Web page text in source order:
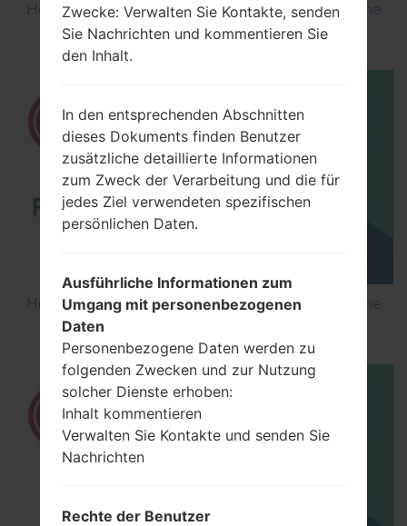
How to Flash Stock Firmware on LG Smartphone
using LG Flash Tool 2014?
How to Flash Stock Firmware on LG Smartphone
Zwecke: Verwalten Sie Kontakte, senden
Sie Nachrichten und kommentieren Sie
den Inhalt.
In den entsprechenden Abschnitten
dieses Dokuments finden Benutzer
zusätzliche detaillierte Informationen
zum Zweck der Verarbeitung und die für
jedes Ziel verwendeten spezifischen
persönlichen Daten.
Ausführliche Informationen zum
Umgang mit personenbezogenen
Daten
Personenbezogene Daten werden zu
folgenden Zwecken und zur Nutzung
solcher Dienste erhoben:
Inhalt kommentieren
Verwalten Sie Kontakte und senden Sie
Nachrichten
Rechte der Benutzer